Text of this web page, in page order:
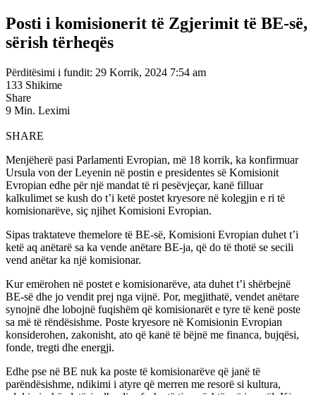
Posti i komisionerit të Zgjerimit të BE-së,
sërish tërheqës
Përditësimi i fundit: 29 Korrik, 2024 7:54 am
133 Shikime
Share
9 Min. Leximi
SHARE
Menjëherë pasi Parlamenti Evropian, më 18 korrik, ka konfirmuar
Ursula von der Leyenin në postin e presidentes së Komisionit
Evropian edhe për një mandat të ri pesëvjeçar, kanë filluar
kalkulimet se kush do t’i ketë postet kryesore në kolegjin e ri të
komisionarëve, siç njihet Komisioni Evropian.
Sipas traktateve themelore të BE-së, Komisioni Evropian duhet t’i
ketë aq anëtarë sa ka vende anëtare BE-ja, që do të thotë se secili
vend anëtar ka një komisionar.
Kur emërohen në postet e komisionarëve, ata duhet t’i shërbejnë
BE-së dhe jo vendit prej nga vijnë. Por, megjithatë, vendet anëtare
synojnë dhe lobojnë fuqishëm që komisionarët e tyre të kenë poste
sa më të rëndësishme. Poste kryesore në Komisionin Evropian
konsiderohen, zakonisht, ato që kanë të bëjnë me financa, bujqësi,
fonde, tregti dhe energji.
Edhe pse në BE nuk ka poste të komisionarëve që janë të
parëndësishme, ndikimi i atyre që merren me resorë si kultura,